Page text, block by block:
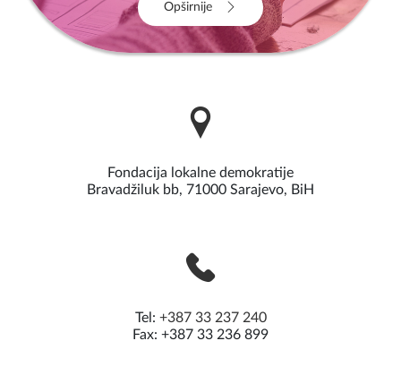
Opširnije
Fondacija lokalne demokratije
Bravadžiluk bb, 71000 Sarajevo, BiH
Tel: +387 33 237 240
Fax: +387 33 236 899